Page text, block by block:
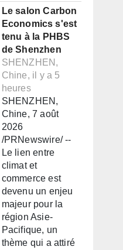
Le salon Carbon
Economics s'est
tenu à la PHBS
de Shenzhen
SHENZHEN,
Chine, il y a 5
heures
SHENZHEN,
Chine, 7 août
2026
/PRNewswire/ --
Le lien entre
climat et
commerce est
devenu un enjeu
majeur pour la
région Asie-
Pacifique, un
thème qui a attiré